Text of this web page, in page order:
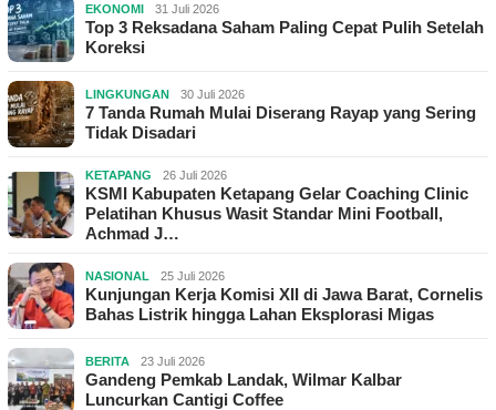
EKONOMI 31 Juli 2026
Top 3 Reksadana Saham Paling Cepat Pulih Setelah
Koreksi
LINGKUNGAN 30 Juli 2026
7 Tanda Rumah Mulai Diserang Rayap yang Sering
Tidak Disadari
KETAPANG 26 Juli 2026
KSMI Kabupaten Ketapang Gelar Coaching Clinic
Pelatihan Khusus Wasit Standar Mini Football,
Achmad J…
NASIONAL 25 Juli 2026
Kunjungan Kerja Komisi XII di Jawa Barat, Cornelis
Bahas Listrik hingga Lahan Eksplorasi Migas
BERITA 23 Juli 2026
Gandeng Pemkab Landak, Wilmar Kalbar
Luncurkan Cantigi Coffee